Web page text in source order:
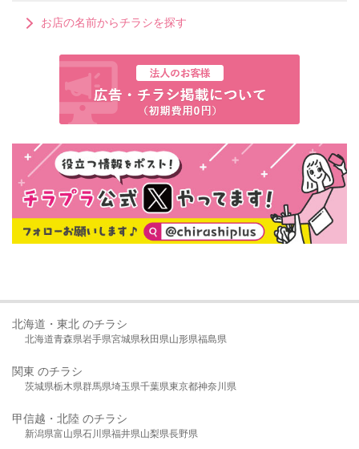
お店の名前からチラシを探す
北海道・東北 のチラシ
北海道青森県岩手県宮城県秋田県山形県福島県
関東 のチラシ
茨城県栃木県群馬県埼玉県千葉県東京都神奈川県
甲信越・北陸 のチラシ
新潟県富山県石川県福井県山梨県長野県